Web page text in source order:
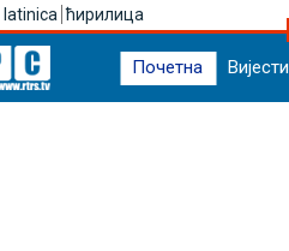
latinica ћирилица
Почетна Вијести